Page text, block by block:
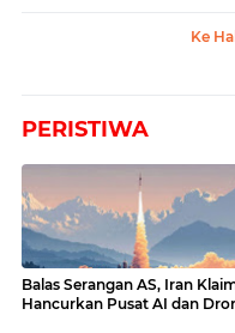
Ke
PERISTIWA
Balas Serangan AS, Iran
Hancurkan Pusat AI dan